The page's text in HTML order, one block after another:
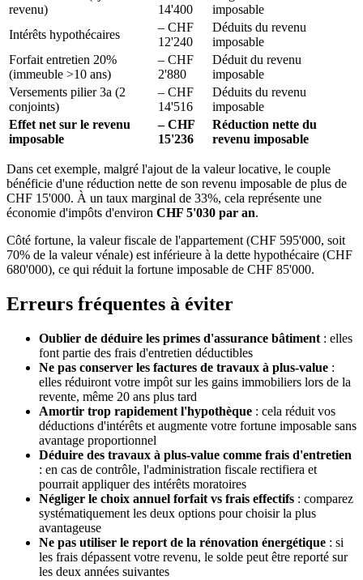
revenu)
14'400
imposable
Intérêts hypothécaires
– CHF
12'240
Déduits du revenu
imposable
Forfait entretien 20%
(immeuble >10 ans)
– CHF
2'880
Déduit du revenu
imposable
Versements pilier 3a (2
conjoints)
– CHF
14'516
Déduits du revenu
imposable
Effet net sur le revenu
imposable
– CHF
15'236
Réduction nette du
revenu imposable
Dans cet exemple, malgré l'ajout de la valeur locative, le couple
bénéficie d'une réduction nette de son revenu imposable de plus de
CHF 15'000. À un taux marginal de 33%, cela représente une
économie d'impôts d'environ CHF 5'030 par an.
Côté fortune, la valeur fiscale de l'appartement (CHF 595'000, soit
70% de la valeur vénale) est inférieure à la dette hypothécaire (CHF
680'000), ce qui réduit la fortune imposable de CHF 85'000.
Erreurs fréquentes à éviter
Oublier de déduire les primes d'assurance bâtiment : elles
font partie des frais d'entretien déductibles
Ne pas conserver les factures de travaux à plus-value :
elles réduiront votre impôt sur les gains immobiliers lors de la
revente, même 20 ans plus tard
Amortir trop rapidement l'hypothèque : cela réduit vos
déductions d'intérêts et augmente votre fortune imposable sans
avantage proportionnel
Déduire des travaux à plus-value comme frais d'entretien
: en cas de contrôle, l'administration fiscale rectifiera et
pourrait appliquer des intérêts moratoires
Négliger le choix annuel forfait vs frais effectifs : comparez
systématiquement les deux options pour choisir la plus
avantageuse
Ne pas utiliser le report de la rénovation énergétique : si
les frais dépassent votre revenu, le solde peut être reporté sur
les deux années suivantes